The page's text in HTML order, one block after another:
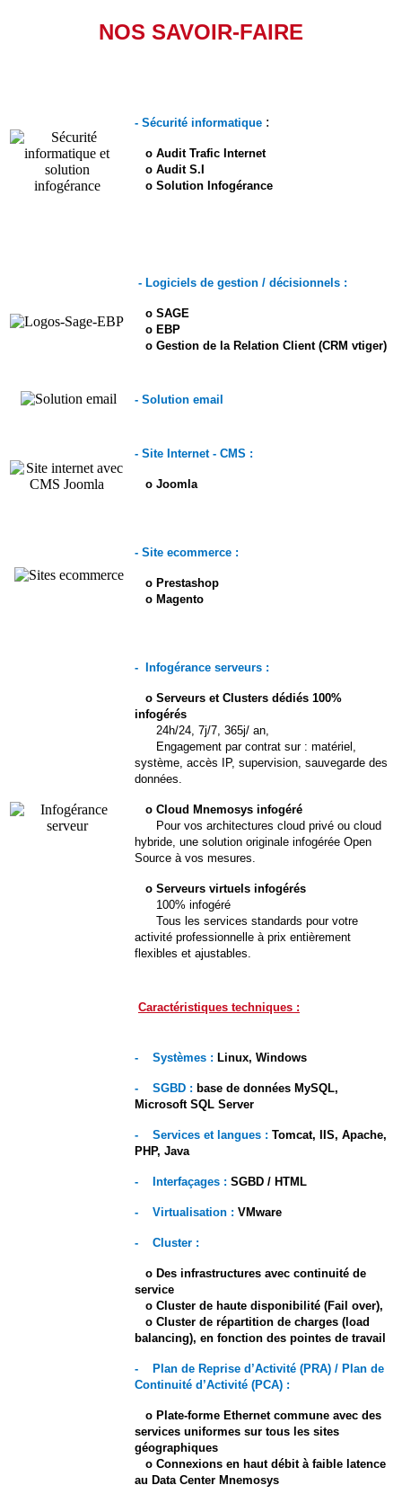
NOS SAVOIR-FAIRE
- Sécurité informatique :
o Audit Trafic Internet
o Audit S.I
o Solution Infogérance
- Logiciels de gestion / décisionnels :
o SAGE
o EBP
o Gestion de la Relation Client (CRM vtiger)
- Solution email
- Site Internet - CMS :
o Joomla
- Site ecommerce :
o Prestashop
o Magento
- Infogérance serveurs :
o Serveurs et Clusters dédiés 100%
infogérés
24h/24, 7j/7, 365j/ an,
Engagement par contrat sur : matériel,
système, accès IP, supervision, sauvegarde des
données.
o Cloud Mnemosys infogéré
Pour vos architectures cloud privé ou cloud
hybride, une solution originale infogérée Open
Source à vos mesures.
o Serveurs virtuels infogérés
100% infogéré
Tous les services standards pour votre
activité professionnelle à prix entièrement
flexibles et ajustables.
Caractéristiques techniques :
- Systèmes : Linux, Windows
- SGBD : base de données MySQL,
Microsoft SQL Server
- Services et langues : Tomcat, IIS, Apache,
PHP, Java
- Interfaçages : SGBD / HTML
- Virtualisation : VMware
- Cluster :
o Des infrastructures avec continuité de
service
o Cluster de haute disponibilité (Fail over),
o Cluster de répartition de charges (load
balancing), en fonction des pointes de travail
- Plan de Reprise d’Activité (PRA) / Plan de
Continuité d’Activité (PCA) :
o Plate-forme Ethernet commune avec des
services uniformes sur tous les sites
géographiques
o Connexions en haut débit à faible latence
au Data Center Mnemosys